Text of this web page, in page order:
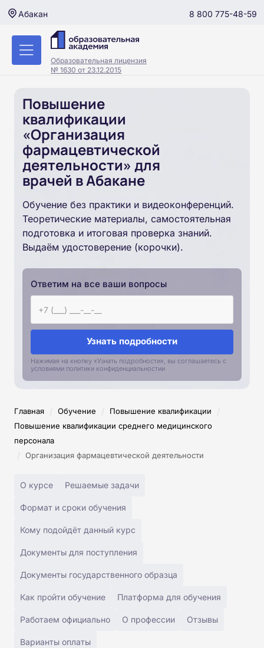
Абакан 8 800 775-48-59
Образовательная лицензия
№ 1630 от 23.12.2015
Повышение
квалификации
«Организация
фармацевтической
деятельности» для
врачей в Абакане
Обучение без практики и видеоконференций.
Теоретические материалы, самостоятельная
подготовка и итоговая проверка знаний.
Выдаём удостоверение (корочки).
Ответим на все ваши вопросы
Узнать подробности
Нажимая на кнопку «Узнать подробности», вы соглашаетесь с
условиями политики конфиденциальностии
Главная / Обучение / Повышение квалификации /
Повышение квалификации среднего медицинского
персонала
/ Организация фармацевтической деятельности
О курсе Решаемые задачи
Формат и сроки обучения
Кому подойдёт данный курс
Документы для поступления
Документы государственного образца
Как пройти обучение Платформа для обучения
Работаем официально О профессии Отзывы
Варианты оплаты